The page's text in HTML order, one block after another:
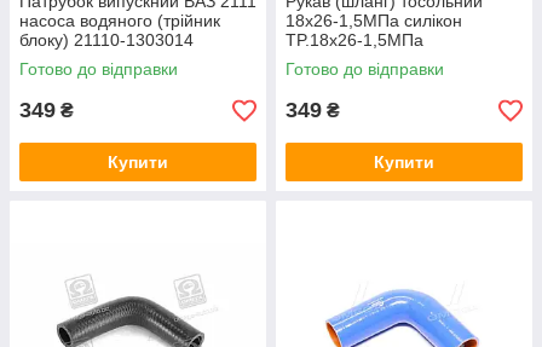
насоса водяного (трійник
блоку) 21110-1303014
Готово до відправки
349 ₴
Купити
18х26-1,5МПа силікон
TP.18х26-1,5МПа
Готово до відправки
349 ₴
Купити